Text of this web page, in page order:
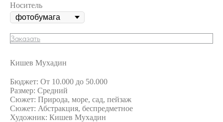
Носитель
Заказать
Кишев Мухадин
Бюджет: От 10.000 до 50.000
Размер: Средний
Сюжет: Природа, море, сад, пейзаж
Сюжет: Абстракция, беспредметное
Художник: Кишев Мухадин